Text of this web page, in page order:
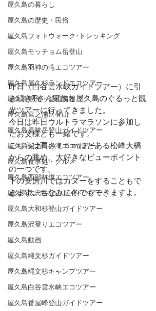
屋久島の暮らし
屋久島の歴史・民俗
屋久島フォトウォーク･トレッキング
屋久島モッチョム岳登山
屋久島羽神の滝エコツアー
屋久島屋久杉ランドエコツアー
屋久島観光・登山情報
屋久島宮之浦岳登山
屋久島黒味岳登山ガイドツアー
屋久島蛇之口の滝エコツアー
屋久島食事処・グルメ
屋久島西部林道エコツアー
屋久島太忠岳登山ガイドツアー
屋久島大和杉登山ガイドツアー
屋久島沢登りエコツアー
屋久島動画
屋久島縄文杉ガイドツアー
屋久島縄文杉キャンプツアー
屋久島白谷雲水峡エコツアー
屋久島番屋峰登山ガイドツアー
昨日（白谷雲水峡ガイドツアー）に引
き続きTさん家族と屋久島のぐるっと観
光ツアーに行ってきました。
今日は昨日ウルトラマラソンに参加し
たお父様とも一緒です。
こちらは高さ７５ｍほどある松峰大橋
からの眺め。大好きなビューポイント
の一つです。
下の安房川ではカヌーをすることもで
きます。ちなみに冬でもできますよ。